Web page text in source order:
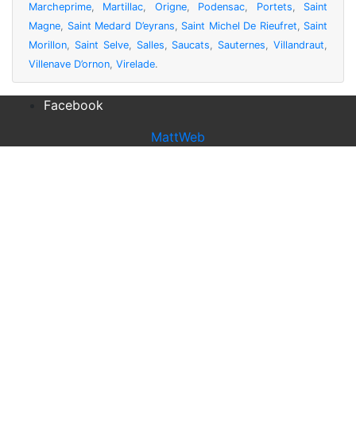
Marcheprime, Martillac, Origne, Podensac, Portets, Saint
Magne, Saint Medard D’eyrans, Saint Michel De Rieufret, Saint
Morillon, Saint Selve, Salles, Saucats, Sauternes,Villandraut,
Villenave D’ornon, Virelade.
Facebook
MattWeb